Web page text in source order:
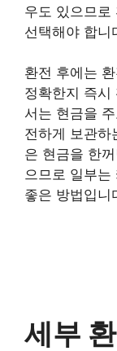
우도 있으므로
선택해야 합니
환전 후에는
정확한지 즉시
서는 현금을
전하게 보관하
은 현금을 한
으므로 일부는
좋은 방법입니
세부